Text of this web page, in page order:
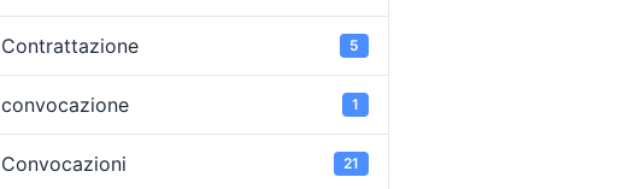
Contrattazione 5
convocazione 1
Convocazioni 21